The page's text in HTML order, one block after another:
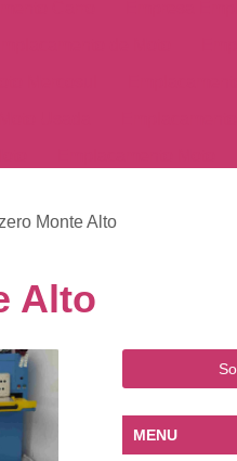
Mercosul
Pcd
Emplacamento de
do Veículo
Zero
Detran
Emplacamento de
Monte Alto
Alto
MENU